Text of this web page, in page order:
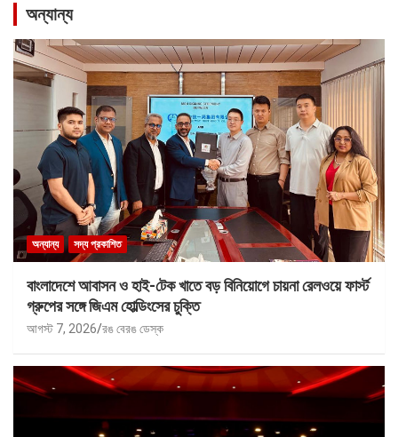
অন্যান্য
অন্যান্য সদ্য প্রকাশিত
বাংলাদেশে আবাসন ও হাই-টেক খাতে বড় বিনিয়োগে চায়না রেলওয়ে ফার্স্ট
গ্রুপের সঙ্গে জিএম হোল্ডিংসের চুক্তি
আগস্ট 7, 2026 রঙ বেরঙ ডেস্ক